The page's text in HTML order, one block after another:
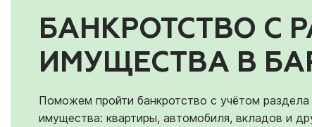
БАНКРОТСТВО С
ИМУЩЕСТВА В
Поможем пройти банкротство с учётом
имущества: квартиры, автомобиля, вкладов и